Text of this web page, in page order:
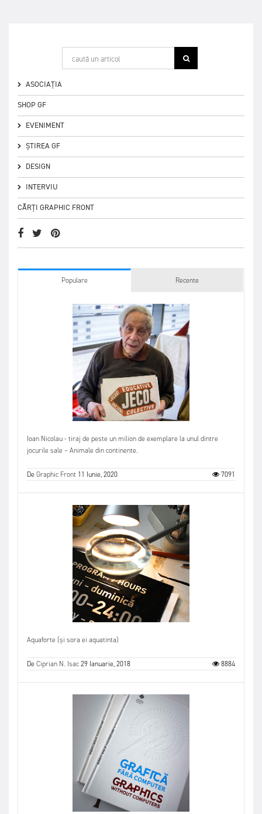
ASOCIAȚIA
SHOP GF
EVENIMENT
ȘTIREA GF
DESIGN
INTERVIU
CĂRȚI GRAPHIC FRONT
Populare Recente
Ioan Nicolau - tiraj de peste un milion de exemplare la unul dintre
jocurile sale – Animale din continente.
DeGraphic Front 11 Iunie, 2020 7091
Aquaforte (și sora ei aquatinta)
DeCiprian N. Isac29 Ianuarie, 2018 8884